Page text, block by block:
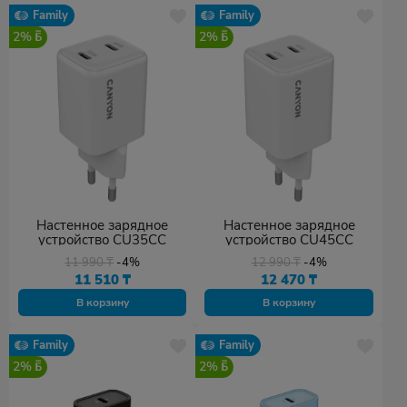
Family
2%
Настенное зарядное
устройство CU35CC
11 990₸ -4%
11 510 ₸
В корзину
Family
2%
Настенное зарядное
устройство CU45CC
12 990₸ -4%
12 470₸
В корзину
Family
2%
Family
2%